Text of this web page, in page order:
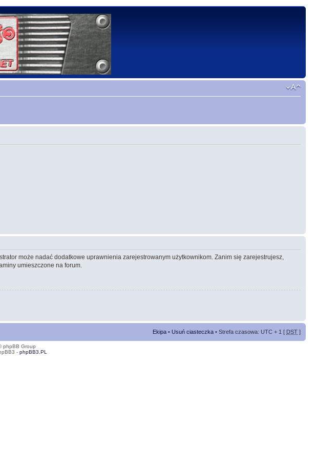
może nadać dodatkowe uprawnienia zarejestrowanym użytkownikom. Zanim się zarejestrujesz,
umieszczone na forum.
Ekipa • Usuń ciasteczka • Strefa czasowa: UTC + 1 [ DST ]
phpBB Group
- phpBB3.PL